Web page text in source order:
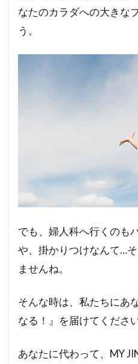
なたのカラダへの大きな
う。
でも、婦人科へ行くのも
や、掛かりつけなんて…
ませんね。
そんな時は、私たちにあ
なる！』を届けてくださ
あなたに代わって、MY
FMC東京クリニック
よ
やすこレディースクリニ
みずもとレディースクリ
ポートサイド女性総合ク
たてレディスクリニック
ポートサイド女性総合
フリーマガジン
ふ
フィーカ レディースクリ
駅前三軒茶屋みずもとレ